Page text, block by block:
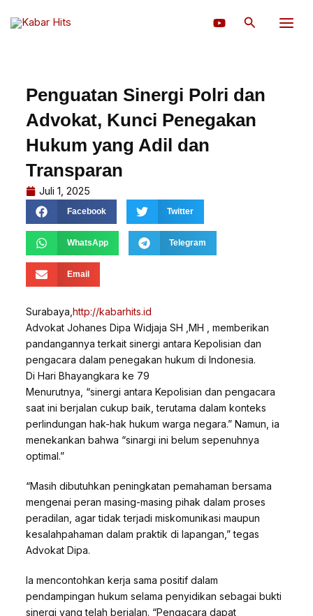
Cari
Penguatan Sinergi Polri dan
Advokat, Kunci Penegakan
Hukum yang Adil dan
Transparan
Juli 1, 2025
Facebook Twitter
WhatsApp Telegram
Email
Surabaya,http://kabarhits.id
Advokat Johanes Dipa Widjaja SH ,MH , memberikan
pandangannya terkait sinergi antara Kepolisian dan
pengacara dalam penegakan hukum di Indonesia.
Di Hari Bhayangkara ke 79
Menurutnya, “sinergi antara Kepolisian dan pengacara
saat ini berjalan cukup baik, terutama dalam konteks
perlindungan hak-hak hukum warga negara.” Namun, ia
menekankan bahwa “sinargi ini belum sepenuhnya
optimal.”
“Masih dibutuhkan peningkatan pemahaman bersama
mengenai peran masing-masing pihak dalam proses
peradilan, agar tidak terjadi miskomunikasi maupun
kesalahpahaman dalam praktik di lapangan,” tegas
Advokat Dipa.
Ia mencontohkan kerja sama positif dalam
pendampingan hukum selama penyidikan sebagai bukti
sinergi yang telah berjalan. “Pengacara dapat